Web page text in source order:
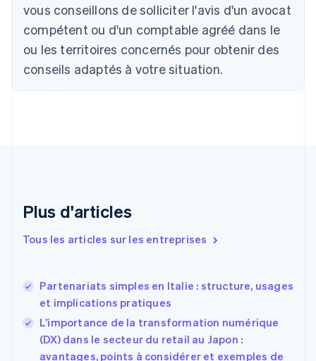
vous conseillons de solliciter l'avis d'un avocat
compétent ou d'un comptable agréé dans le
ou les territoires concernés pour obtenir des
conseils adaptés à votre situation.
Plus d'articles
Tous les articles sur les entreprises
Partenariats simples en Italie : structure, usages
et implications pratiques
L’importance de la transformation numérique
(DX) dans le secteur du retail au Japon :
avantages, points à considérer et exemples de
Belgique
Nederlands Français English
Brésil
PortuguêsEnglish
Bulgarie
Canada
Danemark
English
Émirats arabes unis
EspañolEnglish
Estonie
English
États-Unis
EnglishEspañol 简体中文
Finlande